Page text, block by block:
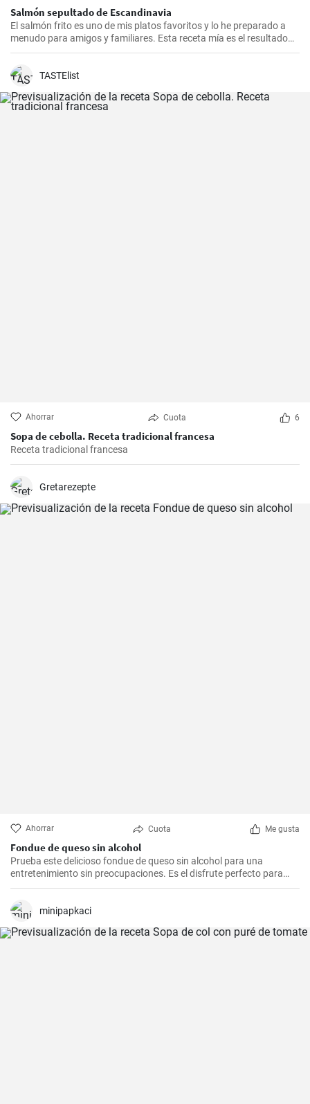
Salmón sepultado de Escandinavia
El salmón frito es uno de mis platos favoritos y lo he preparado a
menudo para amigos y familiares. Esta receta mía es el resultado
de mucha experimentación y personalización. Lo sorprendente es
impresionante. Un trozo de filete de salmón fresco se marina en un
TASTElist
Ahorrar Cuota 6
Sopa de cebolla. Receta tradicional francesa
Receta tradicional francesa
Gretarezepte
Ahorrar Cuota Me gusta
Fondue de queso sin alcohol
Prueba este delicioso fondue de queso sin alcohol para una
entretenimiento sin preocupaciones. Es el disfrute perfecto para
una noche acogedora con amigos y familiares. Sírvelo con tus
frutas para una experiencia culinaria inolvidable.
minipapkaci